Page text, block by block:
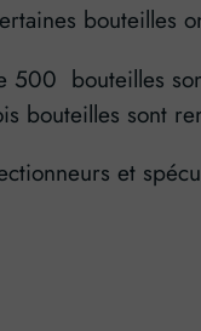
bouteilles
500 bouteilles
bouteilles sont
et